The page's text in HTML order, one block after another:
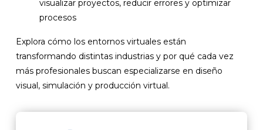
visualizar proyectos, reducir errores y optimizar
procesos
Explora cómo los entornos virtuales están
transformando distintas industrias y por qué cada vez
más profesionales buscan especializarse en diseño
visual, simulación y producción virtual.